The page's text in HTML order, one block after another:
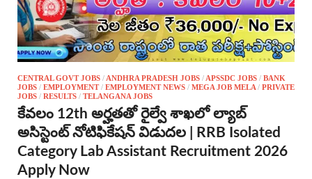
CENTRAL GOVT JOBS / ANDHRA PRADESH JOBS / APSSDC JOBS / BANK
JOBS / EMPLOYMENT/ EMPLOYMENT NEWS / MEGA JOB MELA / PRIVATE
JOBS / RESULTS / TELANGANA JOBS
కేవలం 12th అర్హతతో రైల్వే శాఖలో ల్యాబ్
అసిస్టెంట్ నోటిఫికేషన్ విడుదల | RRB Isolated
Category Lab Assistant Recruitment 2026
Apply Now